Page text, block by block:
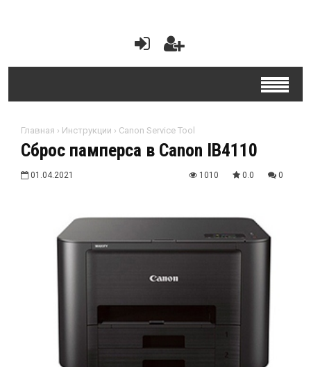
Главная › Инструкции › Canon Service Tool
Сброс памперса в Canon IB4110
01.04.2021 1010 0.0 0